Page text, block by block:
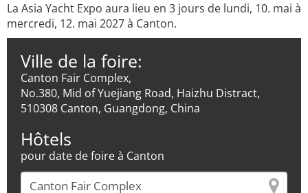
La Asia Yacht Expo aura lieu en 3 jours de lundi, 10. mai à
mercredi, 12. mai 2027 à Canton.
Ville de la foire:
Canton Fair Complex,
No.380, Mid of Yuejiang Road, Haizhu Distract,
510308 Canton, Guangdong, China
Hôtels
pour date de foire à Canton